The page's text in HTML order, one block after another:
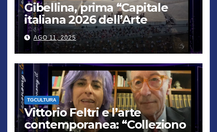
Gibellina, prima “Capitale
italiana 2026 dell’Arte
contemporanea”
AGO 11, 2025
TGCULTURA
Vittorio Feltri e l’arte
contemporanea: “Colleziono